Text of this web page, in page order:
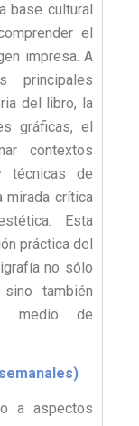
base cultural
el
impresa. A
del libro, la
gráficas, el
contextos
técnicas de
mirada crítica
Esta
práctica del
no sólo
también
medio de
a aspectos